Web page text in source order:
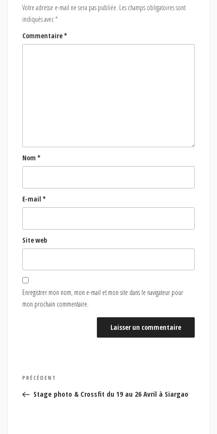
Votre adresse e-mail ne sera pas publiée. Les champs obligatoires sont
indiqués avec*
Commentaire*
Nom *
E-mail *
Site web
Enregistrer mon nom, mon e-mail et mon site dans le navigateur pour
mon prochain commentaire.
Navigation
de
Article
précédent
PRÉCÉDENT
Stage photo & Crossfit du 19 au 26 Avril à Siargao